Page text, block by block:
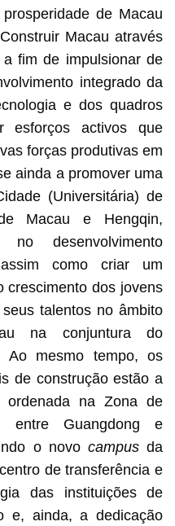
de Macau
Macau através
fim de impulsionar de
integrado da
e dos quadros
esforços activos que
forças produtivas em
ainda a promover uma
(Universitária) de
Macau e Hengqin,
desenvolvimento
como criar um
crescimento dos jovens
talentos no âmbito
na conjuntura do
Ao mesmo tempo, os
de construção estão a
ordenada na Zona de
entre Guangdong e
o novocampus da
de transferência e
das instituições de
e, ainda, a dedicação